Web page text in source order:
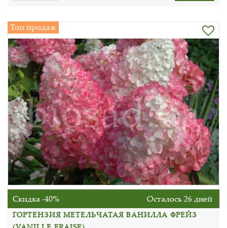
Топ продаж
Скидка -40% Осталось 26 дней
ГОРТЕНЗИЯ МЕТЕЛЬЧАТАЯ ВАНИЛЛА ФРЕЙЗ